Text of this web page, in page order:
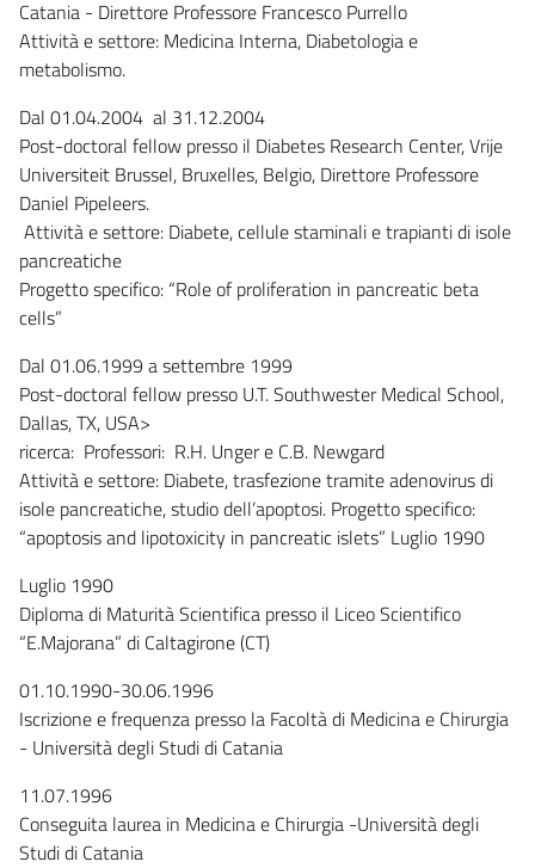
Catania - Direttore Professore Francesco Purrello
Attività e settore: Medicina Interna, Diabetologia e
metabolismo.
Dal 01.04.2004 al 31.12.2004
Post-doctoral fellow presso il Diabetes Research Center, Vrije
Universiteit Brussel, Bruxelles, Belgio, Direttore Professore
Daniel Pipeleers.
Attività e settore: Diabete, cellule staminali e trapianti di isole
pancreatiche
Progetto specifico: “Role of proliferation in pancreatic beta
cells”
Dal 01.06.1999 a settembre 1999
Post-doctoral fellow presso U.T. Southwester Medical School,
Dallas, TX, USA>
ricerca: Professori: R.H. Unger e C.B. Newgard
Attività e settore: Diabete, trasfezione tramite adenovirus di
isole pancreatiche, studio dell’apoptosi. Progetto specifico:
“apoptosis and lipotoxicity in pancreatic islets” Luglio 1990
Luglio 1990
Diploma di Maturità Scientifica presso il Liceo Scientifico
“E.Majorana” di Caltagirone (CT)
01.10.1990-30.06.1996
Iscrizione e frequenza presso la Facoltà di Medicina e Chirurgia
- Università degli Studi di Catania
11.07.1996
Conseguita laurea in Medicina e Chirurgia -Università degli
Studi di Catania